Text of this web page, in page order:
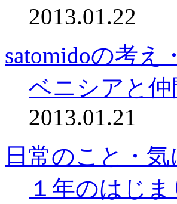
2013.01.22
satomidoの考え
ベニシアと
2013.01.21
日常のこと・
１年のはじ